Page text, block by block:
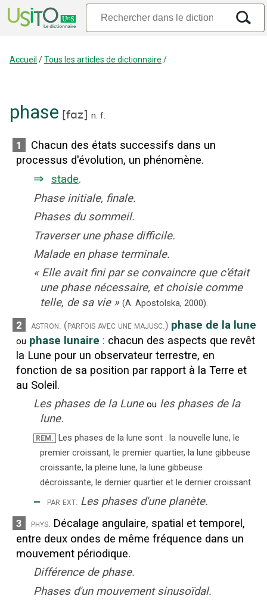
Accueil /Tous les articles de dictionnaire /
phase [fɑz] n. f.
1
Chacun des états successifs dans un
processus d'évolution, un phénomène.
⇒ stade.
Phase initiale, finale.
Phases du sommeil.
Traverser une phase difficile.
Malade en phase terminale.
« Elle avait fini par se convaincre que c'était
une phase nécessaire, et choisie comme
telle, de sa vie » (A. Apostolska, 2000).
2 astron. (parfois avec une majusc.) phase de la lune
ou phase lunaire : chacun des aspects que revêt
la Lune pour un observateur terrestre, en
fonction de sa position par rapport à la Terre et
au Soleil.
Les phases de la Lune ou les phases de la
lune.
REM.
Les phases de la lune sont : la nouvelle lune, le
premier croissant, le premier quartier, la lune gibbeuse
croissante, la pleine lune, la lune gibbeuse
décroissante, le dernier quartier et le dernier croissant.
‒ par ext. Les phases d'une planète.
3 phys. Décalage angulaire, spatial et temporel,
entre deux ondes de même fréquence dans un
mouvement périodique.
Différence de phase.
Phases d'un mouvement sinusoïdal.